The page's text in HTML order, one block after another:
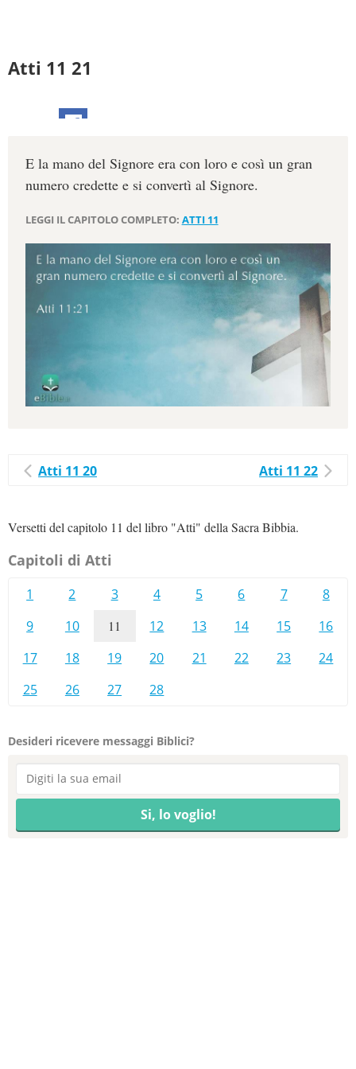
Atti 11 21
E la mano del Signore era con loro e così un gran
numero credette e si convertì al Signore.
LEGGI IL CAPITOLO COMPLETO: ATTI 11
Atti 11 20 Atti 11 22
Versetti del capitolo 11 del libro "Atti" della Sacra Bibbia.
Capitoli di Atti
1 2 3 4 5 6 7
8
9
10 11 12 13 14 15
16
17
18 19 20 21 22 23
24
25
26 27 28
Desideri ricevere messaggi Biblici?